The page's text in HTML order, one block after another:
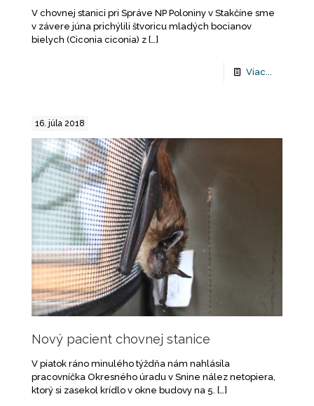
V chovnej stanici pri Správe NP Poloniny v Stakčíne sme
v závere júna prichýlili štvoricu mladých bocianov
bielych (Ciconia ciconia) z […]
Viac...
16. júla 2018
Nový pacient chovnej stanice
V piatok ráno minulého týždňa nám nahlásila
pracovníčka Okresného úradu v Snine nález netopiera,
ktorý si zasekol krídlo v okne budovy na 5. […]